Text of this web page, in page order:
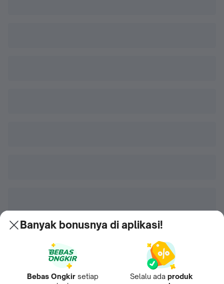
Banyak bonusnya di aplikasi!
Bebas Ongkir setiap
Selalu ada produk